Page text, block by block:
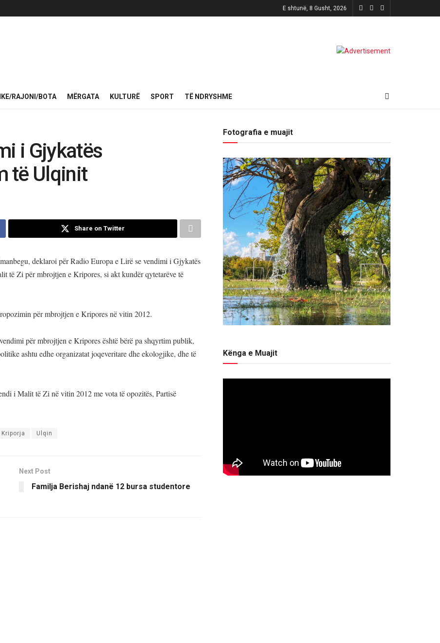
E shtunë, 8 Gusht, 2026
RAJONI/BOTA MËRGATA KULTURË SPORT TË NDRYSHME
i Gjykatës
të Ulqinit
Share on Twitter
deklaroi për Radio Europa e Lirë se vendimi i Gjykatës
të Zi për mbrojtjen e Kripores, si akt kundër qytetarëve të
për mbrojtjen e Kripores në vitin 2012.
për mbrojtjen e Kripores është bërë pa shqyrtim publik,
ashtu edhe organizatat joqeveritare dhe ekologjike, dhe të
i Malit të Zi në vitin 2012 me vota të opozitës, Partisë
Kriporja Ulqin
Next Post
Familja Berishaj ndanë 12 bursa studentore
Fotografia e muajit
Kënga e Muajit